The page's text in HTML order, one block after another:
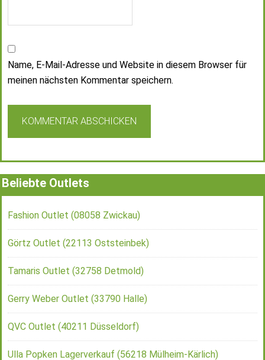
Name, E-Mail-Adresse und Website in diesem Browser für
meinen nächsten Kommentar speichern.
Beliebte Outlets
Fashion Outlet (08058 Zwickau)
Görtz Outlet (22113 Oststeinbek)
Tamaris Outlet (32758 Detmold)
Gerry Weber Outlet (33790 Halle)
QVC Outlet (40211 Düsseldorf)
Ulla Popken Lagerverkauf (56218 Mülheim-Kärlich)